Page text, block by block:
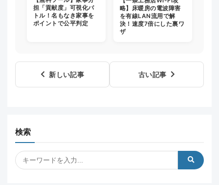
担「貢献度」可視化バ
トル！名もなき家事を
ポイントで公平判定
略】床暖房の電波障害
を有線LAN流用で解
決！速度7倍にした裏ワ
ザ
新しい記事 古い記事
検索